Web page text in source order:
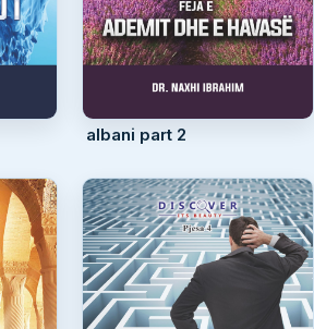
albani part 2